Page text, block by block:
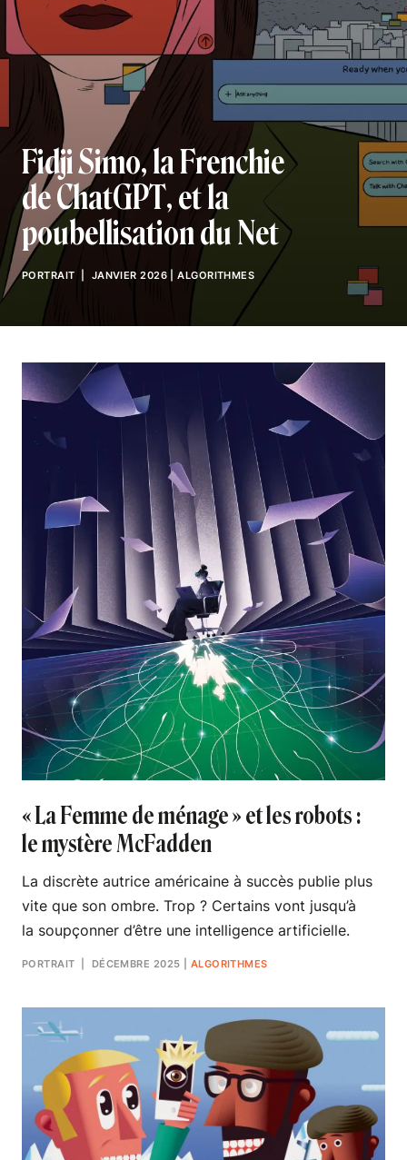
Fidji Simo, la Frenchie
de ChatGPT, et la
poubellisation du Net
PORTRAIT | JANVIER 2026 |ALGORITHMES
« La Femme de ménage » et les robots :
le mystère McFadden
La discrète autrice américaine à succès publie plus
vite que son ombre. Trop ? Certains vont jusqu’à
la soupçonner d’être une intelligence artificielle.
PORTRAIT | DÉCEMBRE 2025 ALGORITHMES